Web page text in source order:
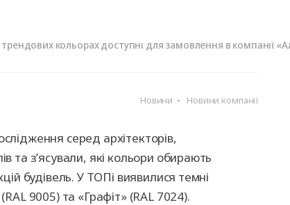
кольорах доступні для замовлення в компанії
Новини Новини компанії
серед архітекторів,
та з’ясували, які кольори обирають
будівель. У ТОПі виявилися темні
9005) та «Графіт» (RAL 7024).